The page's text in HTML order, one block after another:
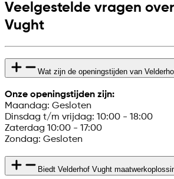
Veelgestelde vragen
Vught
Wat zijn de openingstijden van
Onze openingstijden zijn:
Maandag: Gesloten
Dinsdag t/m vrijdag: 10:00 - 18:00
Zaterdag 10:00 - 17:00
Zondag: Gesloten
Biedt Velderhof Vught